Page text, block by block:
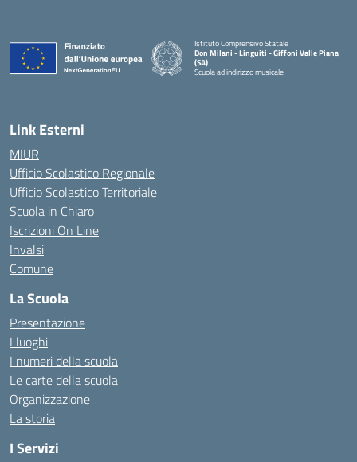
Istituto Comprensivo Statale
Don Milani - Linguiti - Giffoni Valle Piana
(SA)
Scuola ad indirizzo musicale
Link Esterni
MIUR
Ufficio Scolastico Regionale
Ufficio Scolastico Territoriale
Scuola in Chiaro
Iscrizioni On Line
Invalsi
Comune
La Scuola
Presentazione
I luoghi
I numeri della scuola
Le carte della scuola
Organizzazione
La storia
I Servizi